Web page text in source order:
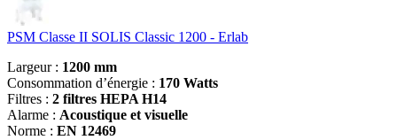
PSM Classe II SOLIS Classic 1200 - Erlab
Largeur : 1200 mm
Consommation d’énergie : 170 Watts
Filtres : 2 filtres HEPA H14
Alarme : Acoustique et visuelle
Norme : EN 12469